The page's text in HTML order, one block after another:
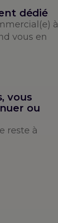
dédié
à
vous en
vous
ou
reste à